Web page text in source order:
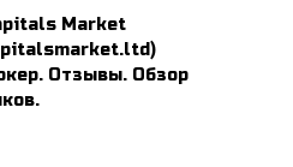
Market
Отзывы. Обзор